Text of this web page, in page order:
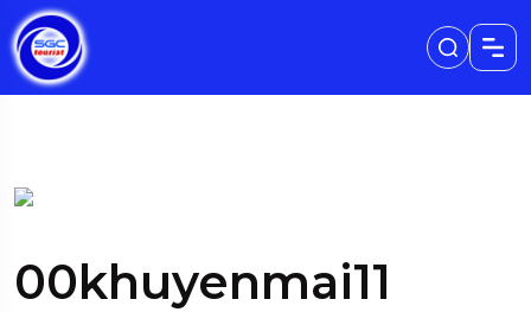
00khuyenmai11